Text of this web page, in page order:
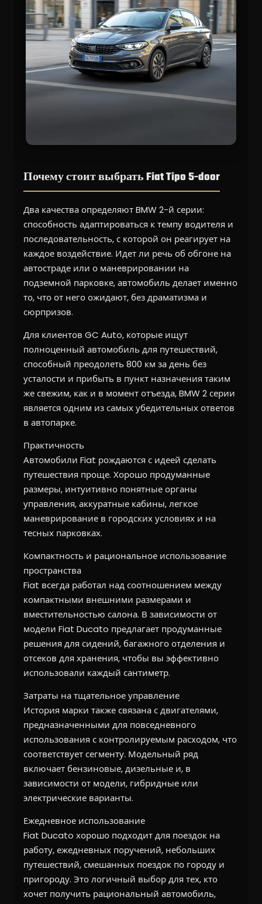
Почему стоит выбрать Fiat Tipo 5-door
Два качества определяют BMW 2-й серии:
способность адаптироваться к темпу водителя и
последовательность, с которой он реагирует на
каждое воздействие. Идет ли речь об обгоне на
автостраде или о маневрировании на
подземной парковке, автомобиль делает именно
то, что от него ожидают, без драматизма и
сюрпризов.
Для клиентов GC Auto, которые ищут
полноценный автомобиль для путешествий,
способный преодолеть 800 км за день без
усталости и прибыть в пункт назначения таким
же свежим, как и в момент отъезда, BMW 2 серии
является одним из самых убедительных ответов
в автопарке.
Практичность
Автомобили Fiat рождаются с идеей сделать
путешествия проще. Хорошо продуманные
размеры, интуитивно понятные органы
управления, аккуратные кабины, легкое
маневрирование в городских условиях и на
тесных парковках.
Компактность и рациональное использование
пространства
Fiat всегда работал над соотношением между
компактными внешними размерами и
вместительностью салона. В зависимости от
модели Fiat Ducato предлагает продуманные
решения для сидений, багажного отделения и
отсеков для хранения, чтобы вы эффективно
использовали каждый сантиметр.
Затраты на тщательное управление
История марки также связана с двигателями,
предназначенными для повседневного
использования с контролируемым расходом, что
соответствует сегменту. Модельный ряд
включает бензиновые, дизельные и, в
зависимости от модели, гибридные или
электрические варианты.
Ежедневное использование
Fiat Ducato хорошо подходит для поездок на
работу, ежедневных поручений, небольших
путешествий, смешанных поездок по городу и
пригороду. Это логичный выбор для тех, кто
хочет получить рациональный автомобиль,